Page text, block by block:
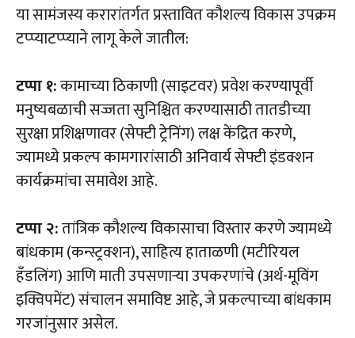
या सामंजस्य करारांतर्गत प्रस्तावित कौशल्य विकास उपक्रम
टप्प्याटप्प्याने लागू केले जातील:
टप्पा १:कामाच्या ठिकाणी (साइटवर) प्रवेश करण्यापूर्वी
मनुष्यबळाची सज्जता सुनिश्चित करण्यासाठी तातडीच्या
सुरक्षा प्रशिक्षणावर (सेफ्टी ट्रेनिंग) लक्ष केंद्रित करणे,
ज्यामध्ये प्रकल्प कामगारांसाठी अनिवार्य सेफ्टी इंडक्शन
कार्यक्रमांचा समावेश आहे.
टप्पा २:तांत्रिक कौशल्य विकासाचा विस्तार करणे ज्यामध्ये
बांधकाम (कन्स्ट्रक्शन), साहित्य हाताळणी (मटीरियल
हँडलिंग) आणि माती उपसणाऱ्या उपकरणांचे (अर्थ-मूविंग
इक्विपमेंट) संचालन समाविष्ट आहे, जे प्रकल्पाच्या बांधकाम
गरजांनुसार असेल.